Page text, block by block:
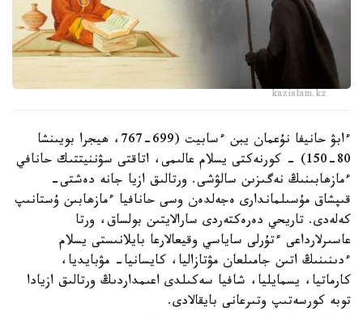
kazislam.kz
ءابۋ حانيفا نۇعمان يبن ءسابيت (699-767، ھيجرا بويىنشا
80-150) - كورنەكتى يسلام عالىمى، اتاقتى سۋننيتتىك حانافي
ءمازھابىنىڭ نەگىزىن سالۋشى. ورتالىق ازيا جانە دەشتى-
قىپشاق مۇسىلماندارى ەجەلدەن وسى حانافيا ءمازھابىن ۇستانىپ
كەلەدى. تاريحي دەرەكتەردى سارالايتىن بولساق، ورتا
عاسىرلارداعى ءتۇرلى ساياسي وقيعالارعا بايلانىستى يسلام
ءدىنىنىڭ اتىن جامىلعان مۋتازاليا، كايسانيا- مۋبايديا،
كارماتيا، يسمايليا، شافيا سەكىلدى اعىمداردىڭ ورتالىق ازيادا
توبە كورسەتىپ وتىرعانى بايقالادى.